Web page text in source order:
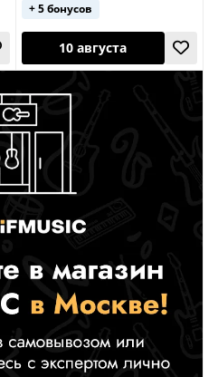
+ 5 бонусов